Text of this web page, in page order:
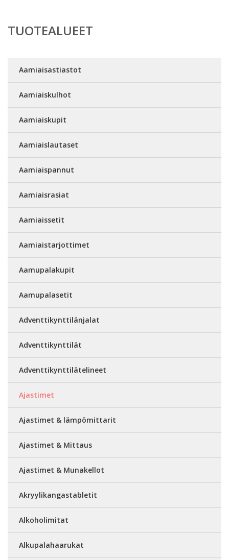
TUOTEALUEET
Aamiaisastiastot
Aamiaiskulhot
Aamiaiskupit
Aamiaislautaset
Aamiaispannut
Aamiaisrasiat
Aamiaissetit
Aamiaistarjottimet
Aamupalakupit
Aamupalasetit
Adventtikynttilänjalat
Adventtikynttilät
Adventtikynttilätelineet
Ajastimet
Ajastimet & lämpömittarit
Ajastimet & Mittaus
Ajastimet & Munakellot
Akryylikangastabletit
Alkoholimitat
Alkupalahaarukat